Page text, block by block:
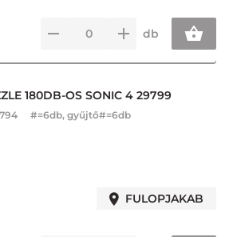
db
180DB-OS SONIC 4 29799
#=6db, gyűjtő#=6db
FULOPJAKAB